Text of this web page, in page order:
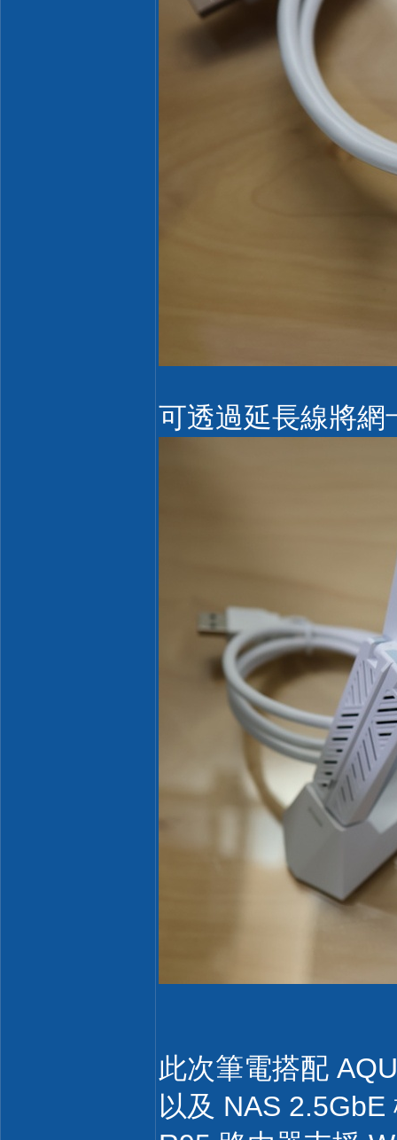
可透過延長線將網
此次筆電搭配
以及 NAS 2.5GbE